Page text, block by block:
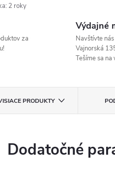
: 2 roky
za
Výdajné
Navštívte
Vajnorská
Tešíme sa na
PRODUKTY
Dodatočné